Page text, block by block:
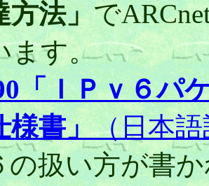
方法」で
ます。
「ＩＰｖ６パ
様書」（日本
の扱い方が書